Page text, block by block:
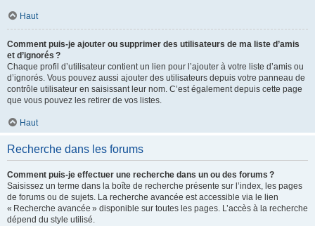
Haut
Comment puis-je ajouter ou supprimer des utilisateurs de ma liste d’amis
et d’ignorés ?
Chaque profil d’utilisateur contient un lien pour l’ajouter à votre liste d’amis ou
d’ignorés. Vous pouvez aussi ajouter des utilisateurs depuis votre panneau de
contrôle utilisateur en saisissant leur nom. C’est également depuis cette page
que vous pouvez les retirer de vos listes.
Haut
Recherche dans les forums
Comment puis-je effectuer une recherche dans un ou des forums ?
Saisissez un terme dans la boîte de recherche présente sur l’index, les pages
de forums ou de sujets. La recherche avancée est accessible via le lien
« Recherche avancée » disponible sur toutes les pages. L’accès à la recherche
dépend du style utilisé.